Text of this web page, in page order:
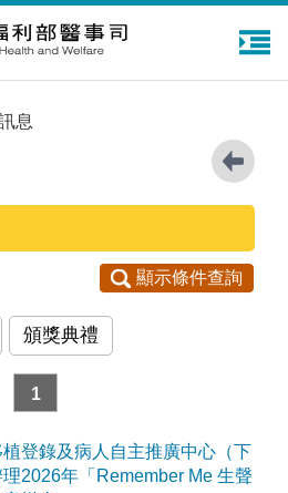
息
顯示條件查詢
頒獎典禮
1
登錄及病人自主推廣中心（下
2026年「Remember Me 生聲